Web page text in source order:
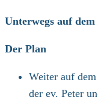
Unterwegs auf dem
Der Plan
Weiter auf
der ev. Peter